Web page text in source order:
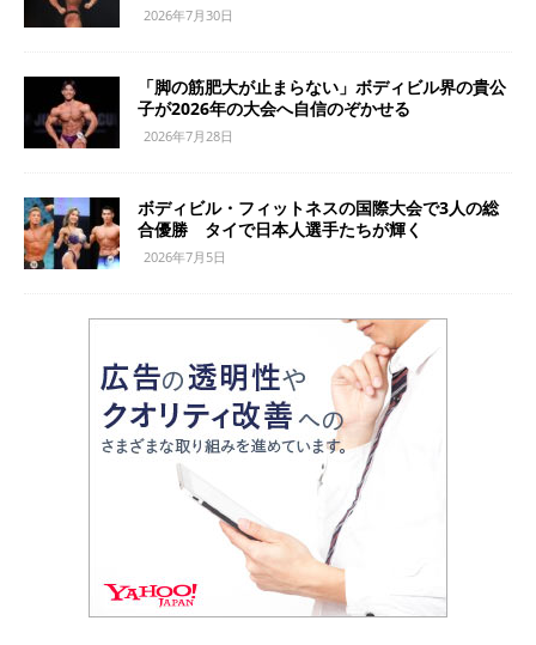
2026年7月30日
「脚の筋肥大が止まらない」ボディビル界の貴公
子が2026年の大会へ自信のぞかせる
2026年7月28日
ボディビル・フィットネスの国際大会で3人の総
合優勝 タイで日本人選手たちが輝く
2026年7月5日